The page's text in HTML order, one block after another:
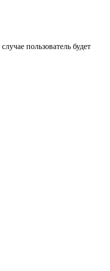
пользователь будет